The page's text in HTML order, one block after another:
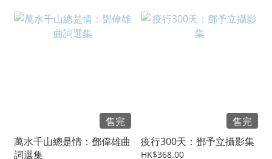
售完
萬水千山總是情：鄧偉雄曲
詞選集
售完
疫行300天：鄧予立攝影集
HK$368.00